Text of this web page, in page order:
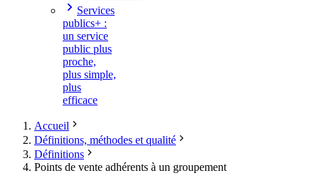
Services
publics+ :
un service
public plus
proche,
plus simple,
plus
efficace
Accueil
Définitions, méthodes et qualité
Définitions
Points de vente adhérents à un groupement